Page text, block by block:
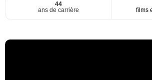
44
ans de carrière
films